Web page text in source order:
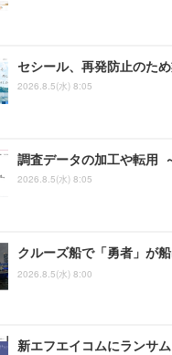
セシール、再発防止のた
2026.8.5(水) 8:05
調査データの加工や転用
2026.8.5(水) 8:05
クルーズ船で「勇者」が
2026.8.5(水) 8:00
新エフエイコムにランサ